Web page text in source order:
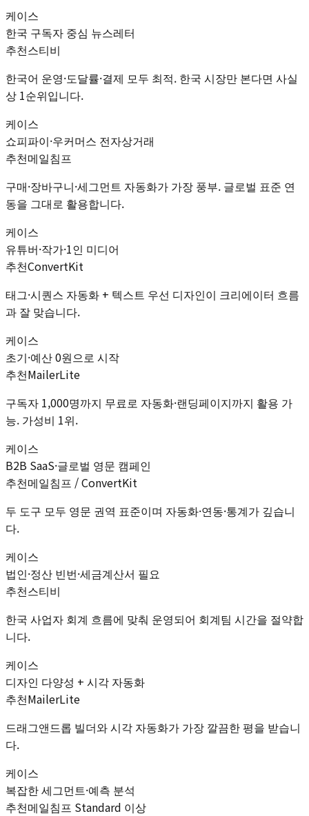
케이스
한국 구독자 중심 뉴스레터
추천스티비
한국어 운영·도달률·결제 모두 최적. 한국 시장만 본다면 사실
상 1순위입니다.
케이스
쇼피파이·우커머스 전자상거래
추천메일침프
구매·장바구니·세그먼트 자동화가 가장 풍부. 글로벌 표준 연
동을 그대로 활용합니다.
케이스
유튜버·작가·1인 미디어
추천ConvertKit
태그·시퀀스 자동화 + 텍스트 우선 디자인이 크리에이터 흐름
과 잘 맞습니다.
케이스
초기·예산 0원으로 시작
추천MailerLite
구독자 1,000명까지 무료로 자동화·랜딩페이지까지 활용 가
능. 가성비 1위.
케이스
B2B SaaS·글로벌 영문 캠페인
추천메일침프 / ConvertKit
두 도구 모두 영문 권역 표준이며 자동화·연동·통계가 깊습니
다.
케이스
법인·정산 빈번·세금계산서 필요
추천스티비
한국 사업자 회계 흐름에 맞춰 운영되어 회계팀 시간을 절약합
니다.
케이스
디자인 다양성 + 시각 자동화
추천MailerLite
드래그앤드롭 빌더와 시각 자동화가 가장 깔끔한 평을 받습니
다.
케이스
복잡한 세그먼트·예측 분석
추천메일침프 Standard 이상